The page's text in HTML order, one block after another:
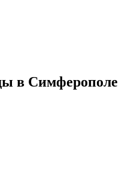
в Симферополе